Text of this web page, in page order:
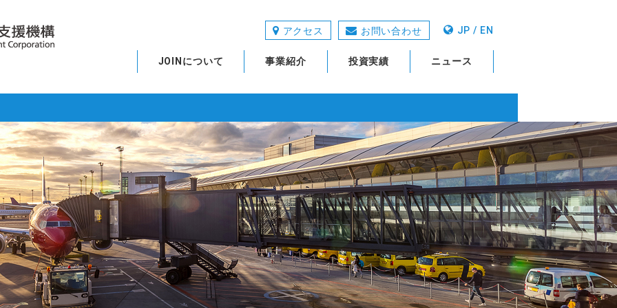
アクセス お問い合わせ JP / EN
JOINについて 事業紹介 投資実績 ニュース